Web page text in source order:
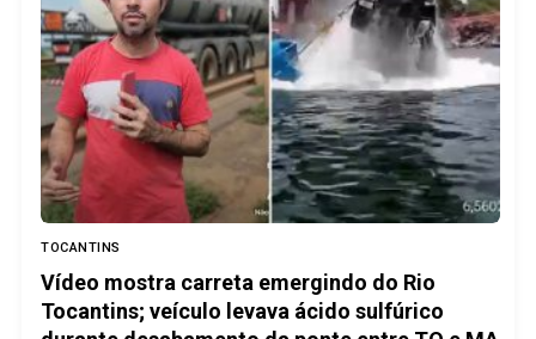
TOCANTINS
Vídeo mostra carreta emergindo do Rio
Tocantins; veículo levava ácido sulfúrico